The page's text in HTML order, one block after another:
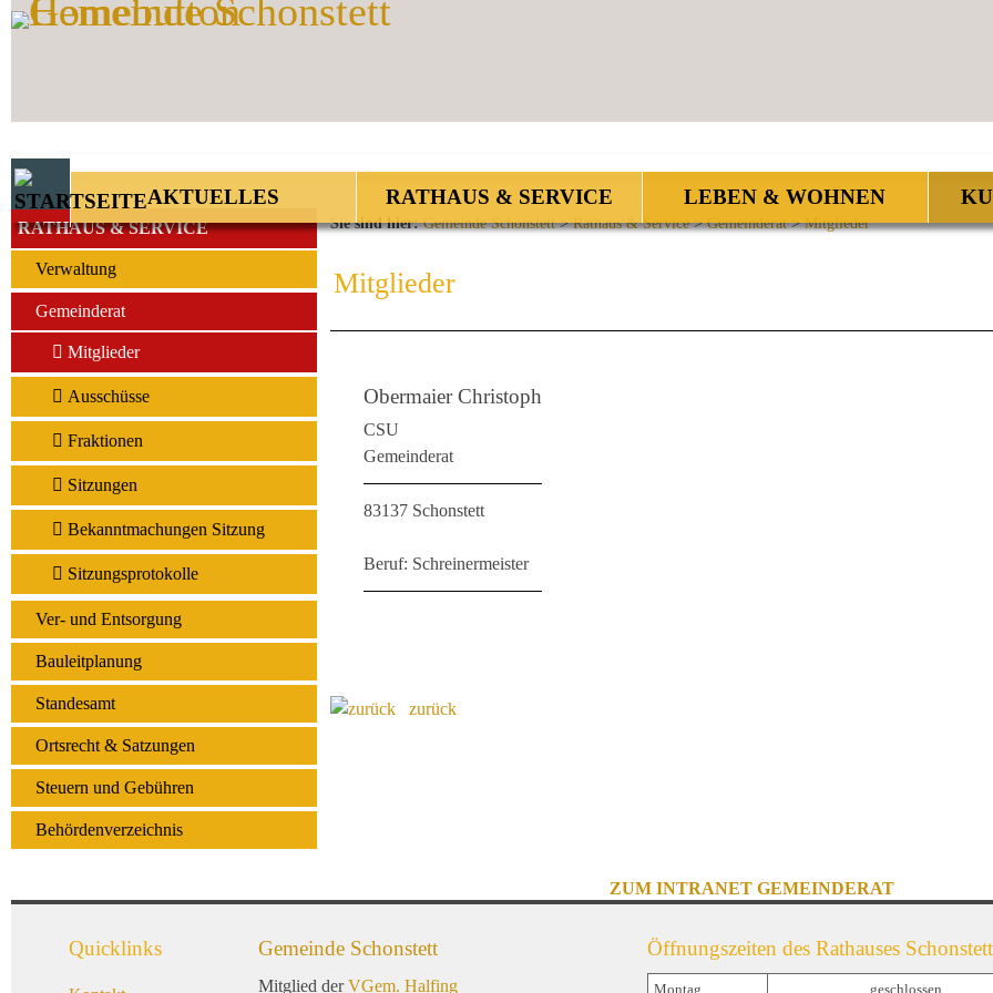
Zum Inhalt,zur Navigationoderzur Startseitespringen.
AKTUELLES RATHAUS & SERVICE LEBEN & WOHNEN
RATHAUS & SERVICE
Verwaltung
Gemeinderat
Mitglieder
Ausschüsse
Fraktionen
Sitzungen
Bekanntmachungen Sitzung
Sitzungsprotokolle
Ver- und Entsorgung
Bauleitplanung
Standesamt
Ortsrecht & Satzungen
Steuern und Gebühren
Behördenverzeichnis
Sie sind hier: Gemeinde Schonstett>Rathaus & Service>Gemeinderat>Mitglieder
Mitglieder
Obermaier Christoph
CSU
Gemeinderat
83137 Schonstett
Beruf: Schreinermeister
zurück
ZUM INTRANET GEMEINDERAT
Quicklinks Gemeinde Schonstett
Mitglied derVGem. Halfing
Öffnungszeiten des Rathauses Schonstett
Montag geschlossen